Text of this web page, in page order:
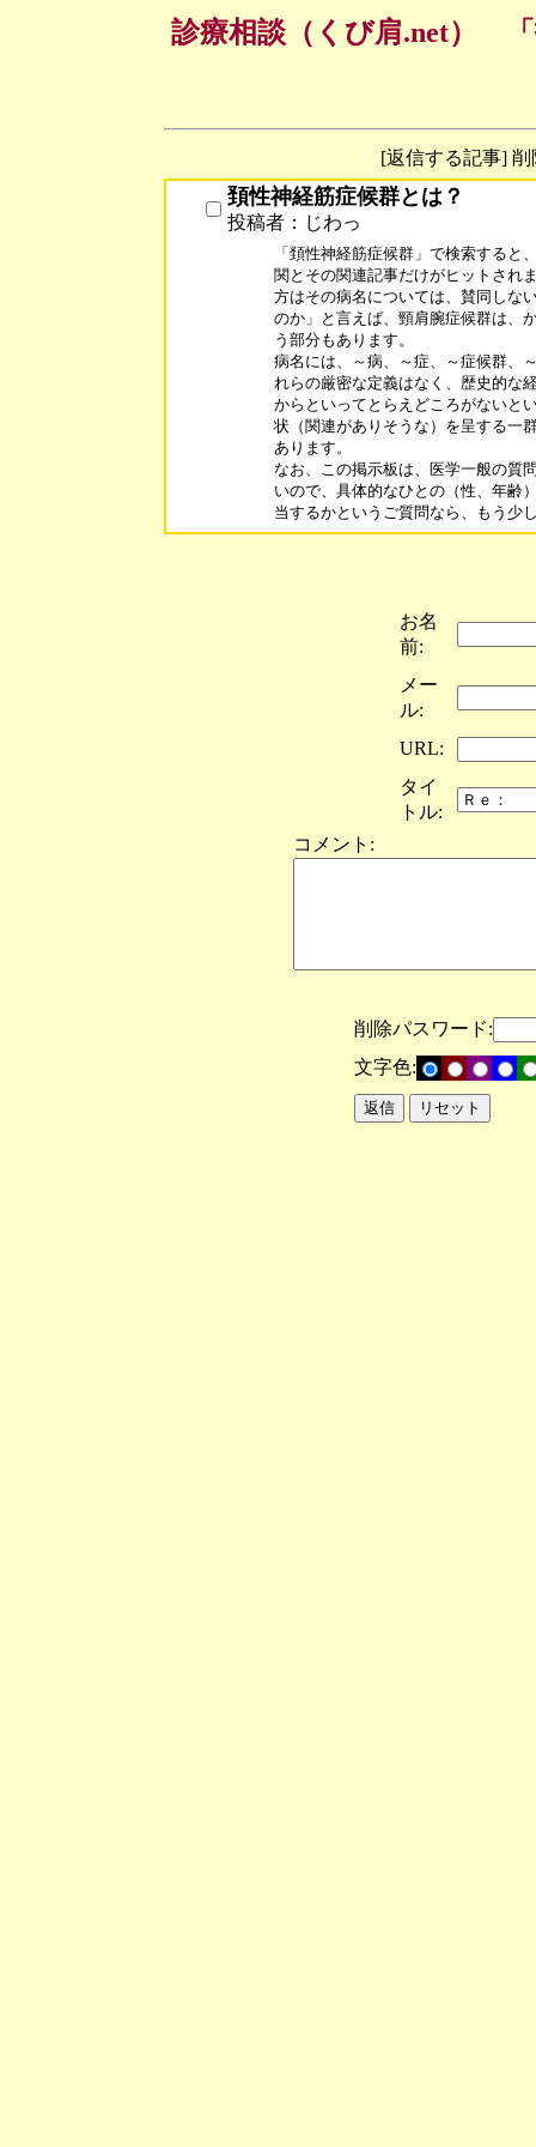
診療相談（くび肩.net）
[返信する記事]
頚性神経筋症候群とは？
投稿者：じわっ
「頚性神経筋症候群」で検索すると
関とその関連記事だけがヒットされ
方はその病名については、賛同しな
のか」と言えば、頸肩腕症候群は、
う部分もあります。
病名には、～病、～症、～症候群、
れらの厳密な定義はなく、歴史的な
からといってとらえどころがないと
状（関連がありそうな）を呈する一
あります。
なお、この掲示板は、医学一般の質
いので、具体的なひとの（性、年齢
当するかというご質問なら、もう少
お名
前:
メー
ル:
URL:
タイ
トル:
コメント:
削除パスワード:
文字色: